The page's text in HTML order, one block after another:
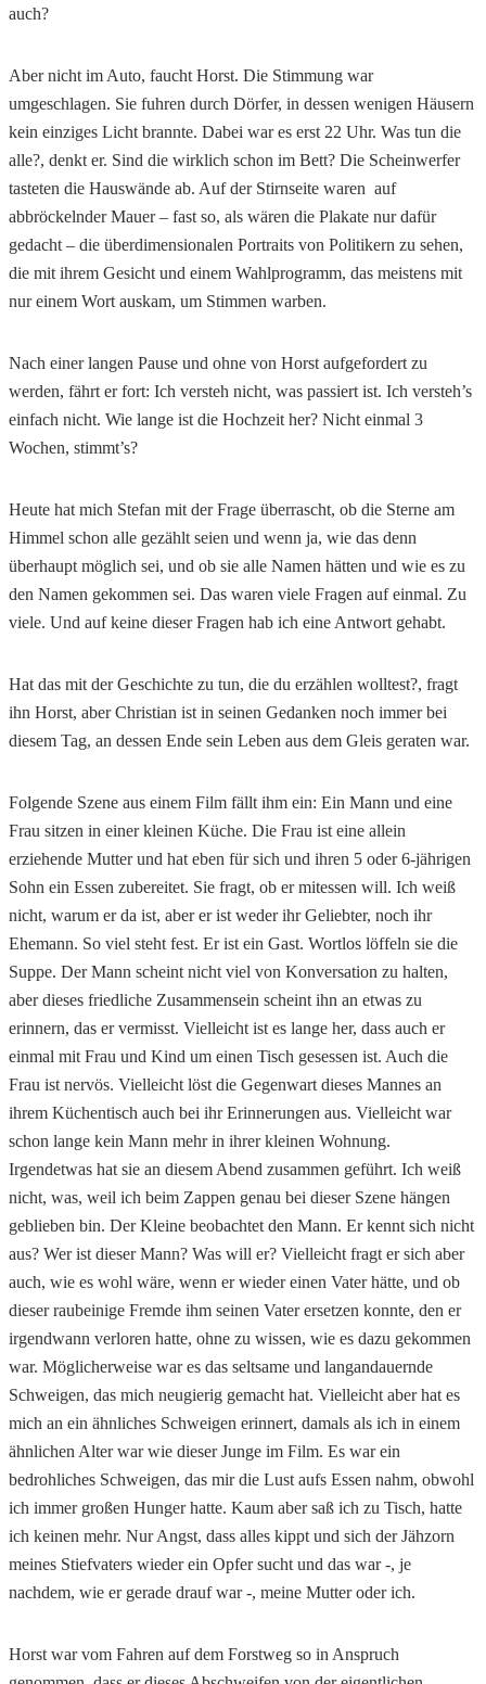
auch?
Aber nicht im Auto, faucht Horst. Die Stimmung war
umgeschlagen. Sie fuhren durch Dörfer, in dessen wenigen Häusern
kein einziges Licht brannte. Dabei war es erst 22 Uhr. Was tun die
alle?, denkt er. Sind die wirklich schon im Bett? Die Scheinwerfer
tasteten die Hauswände ab. Auf der Stirnseite waren auf
abbröckelnder Mauer – fast so, als wären die Plakate nur dafür
gedacht – die überdimensionalen Portraits von Politikern zu sehen,
die mit ihrem Gesicht und einem Wahlprogramm, das meistens mit
nur einem Wort auskam, um Stimmen warben.
Nach einer langen Pause und ohne von Horst aufgefordert zu
werden, fährt er fort: Ich versteh nicht, was passiert ist. Ich versteh’s
einfach nicht. Wie lange ist die Hochzeit her? Nicht einmal 3
Wochen, stimmt’s?
Heute hat mich Stefan mit der Frage überrascht, ob die Sterne am
Himmel schon alle gezählt seien und wenn ja, wie das denn
überhaupt möglich sei, und ob sie alle Namen hätten und wie es zu
den Namen gekommen sei. Das waren viele Fragen auf einmal. Zu
viele. Und auf keine dieser Fragen hab ich eine Antwort gehabt.
Hat das mit der Geschichte zu tun, die du erzählen wolltest?, fragt
ihn Horst, aber Christian ist in seinen Gedanken noch immer bei
diesem Tag, an dessen Ende sein Leben aus dem Gleis geraten war.
Folgende Szene aus einem Film fällt ihm ein: Ein Mann und eine
Frau sitzen in einer kleinen Küche. Die Frau ist eine allein
erziehende Mutter und hat eben für sich und ihren 5 oder 6-jährigen
Sohn ein Essen zubereitet. Sie fragt, ob er mitessen will. Ich weiß
nicht, warum er da ist, aber er ist weder ihr Geliebter, noch ihr
Ehemann. So viel steht fest. Er ist ein Gast. Wortlos löffeln sie die
Suppe. Der Mann scheint nicht viel von Konversation zu halten,
aber dieses friedliche Zusammensein scheint ihn an etwas zu
erinnern, das er vermisst. Vielleicht ist es lange her, dass auch er
einmal mit Frau und Kind um einen Tisch gesessen ist. Auch die
Frau ist nervös. Vielleicht löst die Gegenwart dieses Mannes an
ihrem Küchentisch auch bei ihr Erinnerungen aus. Vielleicht war
schon lange kein Mann mehr in ihrer kleinen Wohnung.
Irgendetwas hat sie an diesem Abend zusammen geführt. Ich weiß
nicht, was, weil ich beim Zappen genau bei dieser Szene hängen
geblieben bin. Der Kleine beobachtet den Mann. Er kennt sich nicht
aus? Wer ist dieser Mann? Was will er? Vielleicht fragt er sich aber
auch, wie es wohl wäre, wenn er wieder einen Vater hätte, und ob
dieser raubeinige Fremde ihm seinen Vater ersetzen konnte, den er
irgendwann verloren hatte, ohne zu wissen, wie es dazu gekommen
war. Möglicherweise war es das seltsame und langandauernde
Schweigen, das mich neugierig gemacht hat. Vielleicht aber hat es
mich an ein ähnliches Schweigen erinnert, damals als ich in einem
ähnlichen Alter war wie dieser Junge im Film. Es war ein
bedrohliches Schweigen, das mir die Lust aufs Essen nahm, obwohl
ich immer großen Hunger hatte. Kaum aber saß ich zu Tisch, hatte
ich keinen mehr. Nur Angst, dass alles kippt und sich der Jähzorn
meines Stiefvaters wieder ein Opfer sucht und das war -, je
nachdem, wie er gerade drauf war -, meine Mutter oder ich.
Horst war vom Fahren auf dem Forstweg so in Anspruch